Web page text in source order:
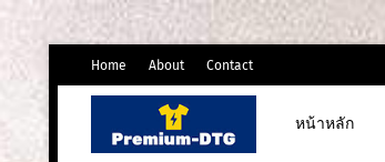
Home About Contact
หน้าหลัก